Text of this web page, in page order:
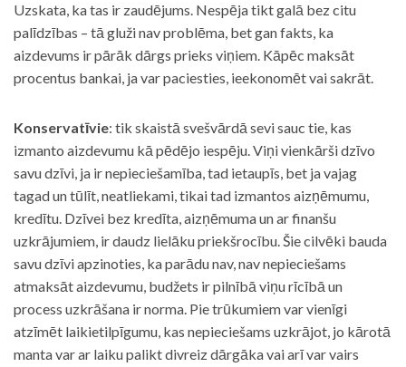
Uzskata, ka tas ir zaudējums. Nespēja tikt galā bez citu
palīdzības – tā gluži nav problēma, bet gan fakts, ka
aizdevums ir pārāk dārgs prieks viņiem. Kāpēc maksāt
procentus bankai, ja var paciesties, ieekonomēt vai sakrāt.
Konservatīvie: tik skaistā svešvārdā sevi sauc tie, kas
izmanto aizdevumu kā pēdējo iespēju. Viņi vienkārši dzīvo
savu dzīvi, ja ir nepieciešamība, tad ietaupīs, bet ja vajag
tagad un tūlīt, neatliekami, tikai tad izmantos aizņēmumu,
kredītu. Dzīvei bez kredīta, aizņēmuma un ar finanšu
uzkrājumiem, ir daudz lielāku priekšrocību. Šie cilvēki bauda
savu dzīvi apzinoties, ka parādu nav, nav nepieciešams
atmaksāt aizdevumu, budžets ir pilnībā viņu rīcībā un
process uzkrāšana ir norma. Pie trūkumiem var vienīgi
atzīmēt laikietilpīgumu, kas nepieciešams uzkrājot, jo kārotā
manta var ar laiku palikt divreiz dārgāka vai arī var vairs